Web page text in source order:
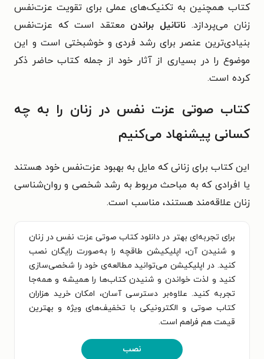
کتاب همچنین به تکنیک‌های عملی برای تقویت عزت‌نفس
زنان می‌پردازد. ناتانیل براندن معتقد است که عزت‌نفس
بنیادی‌ترین عنصر برای رشد فردی و خوشبختی است و این
موضوع را در بسیاری از آثار خود از جمله کتاب حاضر ذکر
کرده است.
کتاب صوتی عزت نفس در زنان را به چه
کسانی پیشنهاد می‌کنیم
این کتاب برای زنانی که مایل به بهبود عزت‌نفس خود هستند
یا افرادی که به مباحث مربوط به رشد شخصی و روان‌شناسی
زنان علاقه‌مند هستند، مناسب است.
برای تجربه‌ای بهتر در دانلود کتاب صوتی عزت نفس در زنان
و شنیدن آن، اپلیکیشن طاقچه را به‌صورت رایگان نصب
کنید. در اپلیکیشن می‌توانید مطالعه‌ی خود را شخصی‌سازی
کنید و لذت خواندن و شنیدن کتاب‌ها را همیشه و همه‌جا
تجربه کنید. علاوه‌بر دسترسی آسان، امکان خرید هزاران
کتاب صوتی و الکترونیکی با تخفیف‌های ویژه و بهترین
قیمت هم فراهم است.
نصب